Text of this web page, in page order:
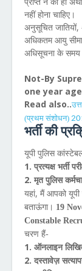
नहीं होना चाहिए।
अनुसूचित
अधिकतम आयु सीमा
अधिसूचना के समय
Not-By
one year
Read also..
(प्रथम संशोधन)
भर्ती की
यूपी पुलिस
1. प्रत्यक्ष भर्ती
2. मृत पुलिस
यहां, मैं आपको यूपी
बताऊंगा। 19
Constable
चरण हैं-
1. ऑनलाइन लिखित
2. दस्तावेज़